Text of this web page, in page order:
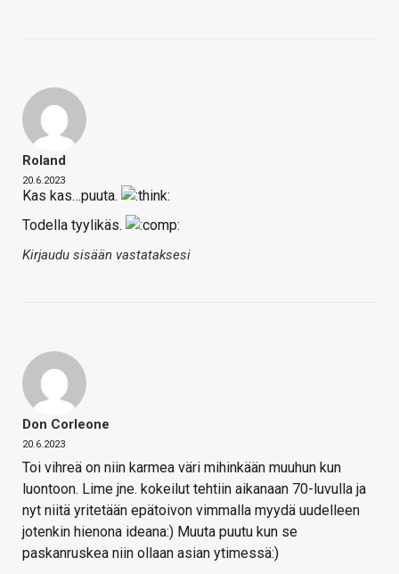
Roland
20.6.2023
Kas kas…puuta.
Todella tyylikäs.
Kirjaudu sisään vastataksesi
Don Corleone
20.6.2023
Toi vihreä on niin karmea väri mihinkään muuhun kun
luontoon. Lime jne. kokeilut tehtiin aikanaan 70-luvulla ja
nyt niitä yritetään epätoivon vimmalla myydä uudelleen
jotenkin hienona ideana:) Muuta puutu kun se
paskanruskea niin ollaan asian ytimessä:)